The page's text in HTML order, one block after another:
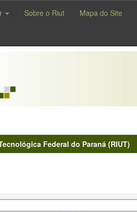
Sobre o Riut Mapa do Site
Federal do Paraná (RIUT)